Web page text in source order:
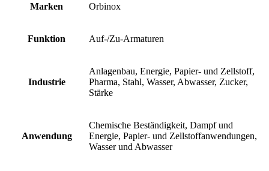
Marken Orbinox
Funktion Auf-/Zu-Armaturen
Industrie
Anlagenbau, Energie, Papier- und Zellstoff,
Pharma, Stahl, Wasser, Abwasser, Zucker,
Stärke
Anwendung
Chemische Beständigkeit, Dampf und
Energie, Papier- und Zellstoffanwendungen,
Wasser und Abwasser